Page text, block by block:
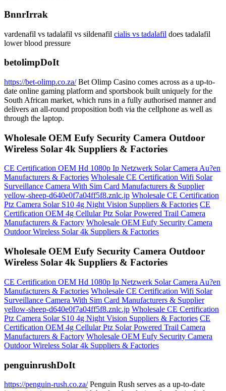
BnnrIrrak
vardenafil vs tadalafil vs sildenafil cialis vs tadalafil does tadalafil
lower blood pressure
betolimpDoIt
https://bet-olimp.co.za/Bet Olimp Casino comes across as a up-to-
date online gaming platform and sportsbook built uniquely for the
South African market, which runs in a fully authorised manner and
delivers an all-round proposition both via the cellphone as well as
through the laptop.
Wholesale OEM Eufy Security Camera Outdoor
Wireless Solar 4k Suppliers & Factories
CE Certification OEM Hd 1080p Ip Netzwerk Solar Camera Au?en
Manufacturers & Factories Wholesale CE Certification Wifi Solar
Surveillance Camera With Sim Card Manufacturers & Supplier
yellow-sheep-d640e0f7a04ff5f8.znlc.jp Wholesale CE Certification
Ptz Camera Solar S10 4g Night Vision Suppliers & Factories CE
Certification OEM 4g Cellular Ptz Solar Powered Trail Camera
Manufacturers & Factory Wholesale OEM Eufy Security Camera
Outdoor Wireless Solar 4k Suppliers & Factories
Wholesale OEM Eufy Security Camera Outdoor
Wireless Solar 4k Suppliers & Factories
CE Certification OEM Hd 1080p Ip Netzwerk Solar Camera Au?en
Manufacturers & Factories Wholesale CE Certification Wifi Solar
Surveillance Camera With Sim Card Manufacturers & Supplier
yellow-sheep-d640e0f7a04ff5f8.znlc.jp Wholesale CE Certification
Ptz Camera Solar S10 4g Night Vision Suppliers & Factories CE
Certification OEM 4g Cellular Ptz Solar Powered Trail Camera
Manufacturers & Factory Wholesale OEM Eufy Security Camera
Outdoor Wireless Solar 4k Suppliers & Factories
penguinrushDoIt
https://penguin-rush.co.za/Penguin Rush serves as a up-to-date